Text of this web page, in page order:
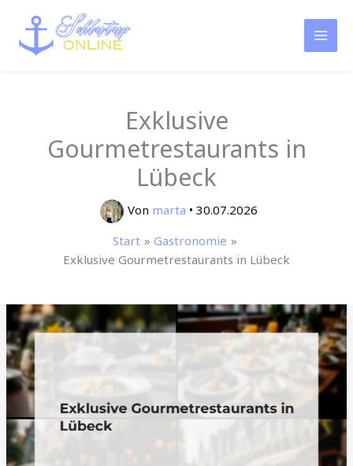
Inhalt
springen
Exklusive
Gourmetrestaurants in
Lübeck
Von marta • 30.07.2026
Start
Gastronomie
Exklusive Gourmetrestaurants in Lübeck